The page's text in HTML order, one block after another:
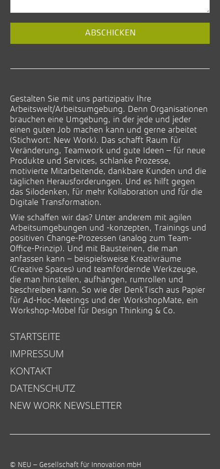
ABSCHICKEN
Gestalten Sie mit uns partizipativ Ihre
Arbeitswelt/Arbeitsumgebung. Denn Organisationen
brauchen eine Umgebung, in der jede und jeder
einen guten Job machen kann und gerne arbeitet
(Stichwort: New Work). Das schafft Raum für
Veränderung, Teamwork und gute Ideen – für neue
Produkte und Services, schlanke Prozesse,
motivierte Mitarbeitende, dankbare Kunden und die
täglichen Herausforderungen. Und es hilft gegen
das Silodenken, für mehr Kollaboration und für die
Digitale Transformation.
Wie schaffen wir das? Unter anderem mit agilen
Arbeitsumgebungen und -konzepten, Trainings und
positiven Change-Prozessen (analog zum Team-
Office-Prinzip). Und mit Bausteinen, die man
anfassen kann – beispielsweise Kreativräume
(Creative Spaces) und teamfördernde Werkzeuge,
die man hinstellen, aufhängen, rumrollen und
beschreiben kann. So wie der DenkTisch aus Papier
für Ad-Hoc-Meetings und der WorkshopMate, ein
Workshop-Möbel für Design Thinking & Co.
STARTSEITE
IMPRESSUM
KONTAKT
DATENSCHUTZ
NEW WORK NEWSLETTER
© NEU – Gesellschaft für Innovation mbH